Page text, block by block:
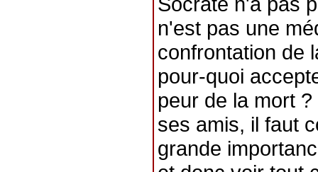
n'est pas une
confrontation de
pour-quoi
peur de la mort
ses amis, il faut
grande